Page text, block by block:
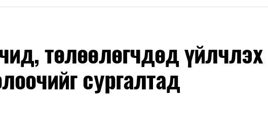
төлөөлөгчдөд үйлчлэх
сургалтад